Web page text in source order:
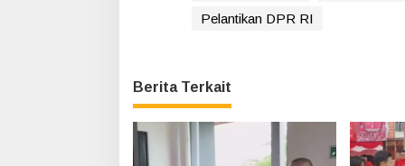
Pelantikan DPR RI
Berita Terkait